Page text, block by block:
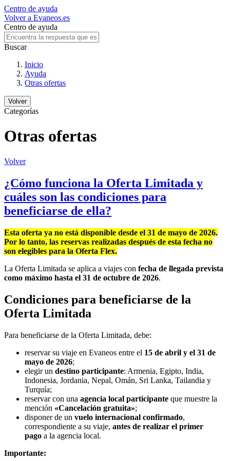
Centro de ayuda
Volver a Evaneos.es
Centro de ayuda
Buscar
Inicio
Ayuda
Otras ofertas
Volver
Categorías
Otras ofertas
Volver
¿Cómo funciona la Oferta Limitada y
cuáles son las condiciones para
beneficiarse de ella?
Esta oferta ya no está disponible desde el 31 de mayo de 2026.
Por lo tanto, las reservas realizadas después de esta fecha no
son elegibles para la Oferta Flex.
La Oferta Limitada se aplica a viajes con fecha de llegada prevista
como máximo hasta el 31 de octubre de 2026.
Condiciones para beneficiarse de la
Oferta Limitada
Para beneficiarse de la Oferta Limitada, debe:
reservar su viaje en Evaneos entre el 15 de abril y el 31 de
mayo de 2026;
elegir un destino participante: Armenia, Egipto, India,
Indonesia, Jordania, Nepal, Omán, Sri Lanka, Tailandia y
Turquía;
reservar con una agencia local participante que muestre la
mención «Cancelación gratuita»;
disponer de un vuelo internacional confirmado,
correspondiente a su viaje, antes de realizar el primer
pago a la agencia local.
Importante: